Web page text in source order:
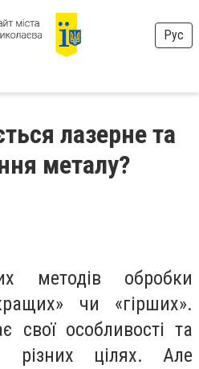
Рус
лазерне та
металу?
методів обробки
чи «гірших».
свої особливості та
різних цілях. Але